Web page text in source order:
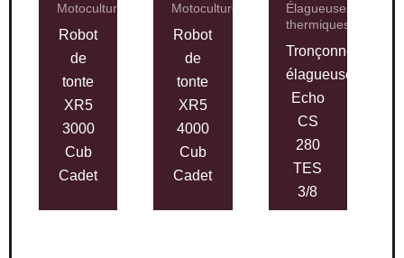
Motoculture
Robot
de
tonte
XR5
3000
Cub
Cadet
Motoculture
Robot
de
tonte
XR5
4000
Cub
Cadet
Élagueuses
thermiques
Tronçonneuse
élagueuse
Echo
CS
280
TES
3/8